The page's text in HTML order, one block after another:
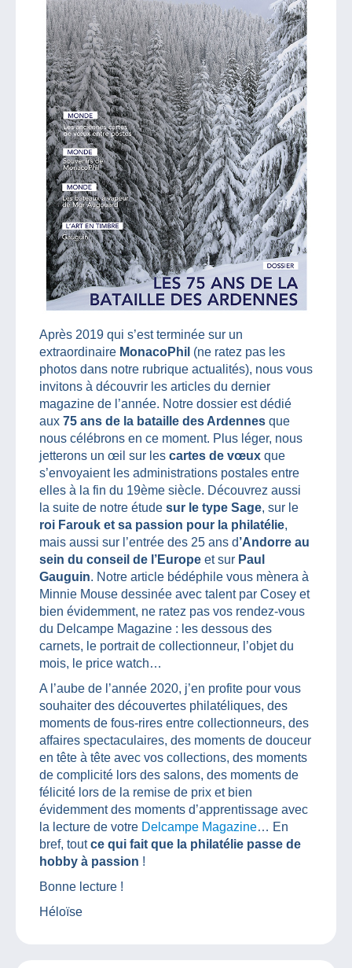
Après 2019 qui s’est terminée sur un
extraordinaire MonacoPhil (ne ratez pas les
photos dans notre rubrique actualités), nous vous
invitons à découvrir les articles du dernier
magazine de l’année. Notre dossier est dédié
aux 75 ans de la bataille des Ardennes que
nous célébrons en ce moment. Plus léger, nous
jetterons un œil sur les cartes de vœux que
s’envoyaient les administrations postales entre
elles à la fin du 19ème siècle. Découvrez aussi
la suite de notre étude sur le type Sage, sur le
roi Farouk et sa passion pour la philatélie,
mais aussi sur l’entrée des 25 ans d’Andorre au
sein du conseil de l’Europe et sur Paul
Gauguin. Notre article bédéphile vous mènera à
Minnie Mouse dessinée avec talent par Cosey et
bien évidemment, ne ratez pas vos rendez-vous
du Delcampe Magazine : les dessous des
carnets, le portrait de collectionneur, l’objet du
mois, le price watch…
A l’aube de l’année 2020, j’en profite pour vous
souhaiter des découvertes philatéliques, des
moments de fous-rires entre collectionneurs, des
affaires spectaculaires, des moments de douceur
en tête à tête avec vos collections, des moments
de complicité lors des salons, des moments de
félicité lors de la remise de prix et bien
évidemment des moments d’apprentissage avec
la lecture de votre Delcampe Magazine… En
bref, toutce qui fait que la philatélie passe de
hobby à passion !
Bonne lecture !
Héloïse